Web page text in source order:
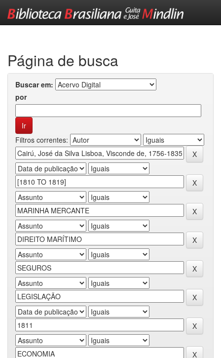
Página de busca
Buscar em:
por
Filtros correntes: